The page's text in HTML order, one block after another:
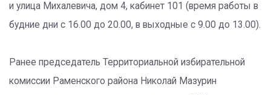
и улица Михалевича, дом 4, кабинет 101 (время работы в
будние дни с 16.00 до 20.00, в выходные с 9.00 до 13.00).
Ранее председатель Территориальной избирательной
комиссии Раменского района Николай Мазурин